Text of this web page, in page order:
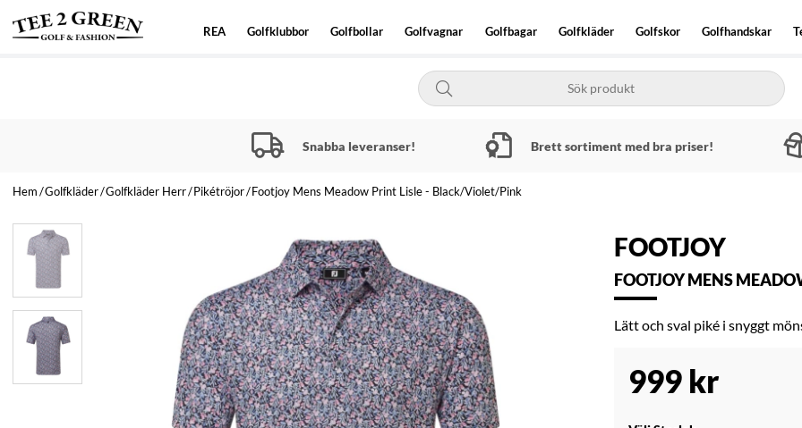
REA Golfklubbor Golfbollar Golfvagnar Golfbagar Golfkläder Golfskor Golfhandskar
Snabba leveranser! Brett sortiment med bra priser!
Hem Golfkläder Golfkläder Herr Pikétröjor Footjoy Mens Meadow Print Lisle - Black/Violet/Pink
FOOTJOY
FOOTJOY MENS
Lätt och sval piké i snyggt
999 kr